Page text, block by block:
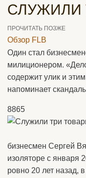
СЛУЖИЛИ
ПРОЧИТАТЬ ПОЗЖЕ
Обзор FLB
Один стал
милиционером.
содержит улик и
напоминает
8865
бизнесмен Сергей
изоляторе с января
ровно 20 лет назад,